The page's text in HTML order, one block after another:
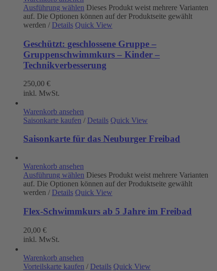
Ausführung wählen Dieses Produkt weist mehrere Varianten
auf. Die Optionen können auf der Produktseite gewählt
werden / Details Quick View
Geschützt: geschlossene Gruppe –
Gruppenschwimmkurs – Kinder –
Technikverbesserung
250,00 €
inkl. MwSt.
Warenkorb ansehen
Saisonkarte kaufen / Details Quick View
Saisonkarte für das Neuburger Freibad
Warenkorb ansehen
Ausführung wählen Dieses Produkt weist mehrere Varianten
auf. Die Optionen können auf der Produktseite gewählt
werden / Details Quick View
Flex-Schwimmkurs ab 5 Jahre im Freibad
20,00 €
inkl. MwSt.
Warenkorb ansehen
Vorteilskarte kaufen / Details Quick View